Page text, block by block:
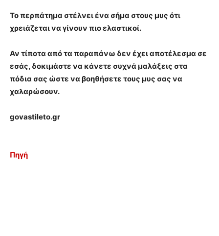
Το περπάτημα στέλνει ένα σήμα στους μυς ότι
χρειάζεται να γίνουν πιο ελαστικοί.
Αν τίποτα από τα παραπάνω δεν έχει αποτέλεσμα σε
εσάς, δοκιμάστε να κάνετε συχνά μαλάξεις στα
πόδια σας ώστε να βοηθήσετε τους μυς σας να
χαλαρώσουν.
govastileto.gr
Πηγή